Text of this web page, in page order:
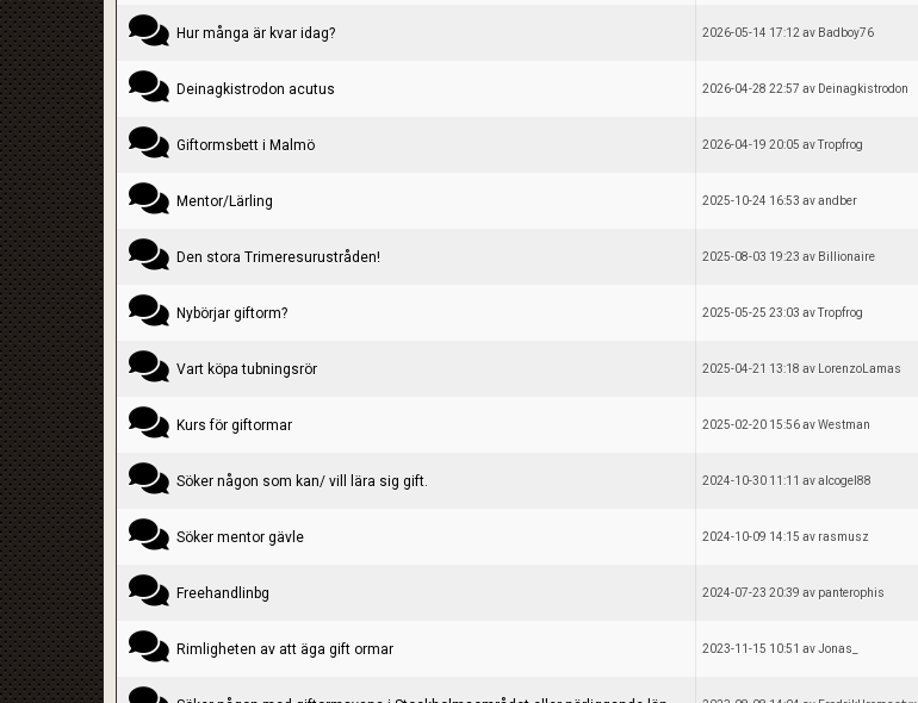
Hur många är kvar idag? 2026-05-14 17:12 av Badboy76
Deinagkistrodon acutus 2026-04-28 22:57 av Deinagkistrodon
Giftormsbett i Malmö 2026-04-19 20:05 av Tropfrog
Mentor/Lärling 2025-10-24 16:53 av andber
Den stora Trimeresurustråden! 2025-08-03 19:23 av Billionaire
Nybörjar giftorm? 2025-05-25 23:03 av Tropfrog
Vart köpa tubningsrör 2025-04-21 13:18 av LorenzoLamas
Kurs för giftormar 2025-02-20 15:56 av Westman
Söker någon som kan/ vill lära sig gift. 2024-10-30 11:11 av alcogel88
Söker mentor gävle 2024-10-09 14:15 av rasmusz
Freehandlinbg 2024-07-23 20:39 av panterophis
Rimligheten av att äga gift ormar 2023-11-15 10:51 av Jonas_